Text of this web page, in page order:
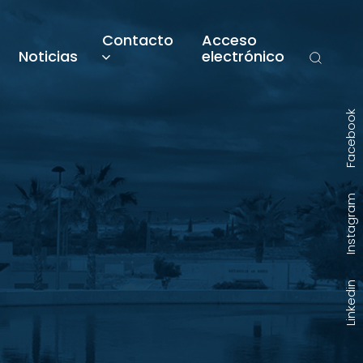
Noticias
Contacto
Acceso
electrónico
Linkedin
Instagram
Facebook